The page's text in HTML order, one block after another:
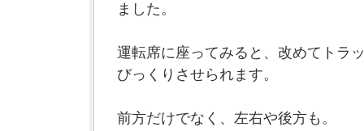
ました。
運転席に座ってみると、改めてトラ
びっくりさせられます。
前方だけでなく、左右や後方も。